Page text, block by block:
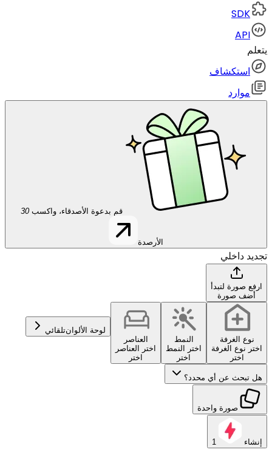
SDK
API
يتعلم
استكشاف
موارد
قم بدعوة الأصدقاء، واكسب 30
الأرصدة
تجديد داخلي
ارفع صورة لتبدأ
أضف صورة
نوع الغرفة
اختر نوع الغرفة
اختر
النمط
اختر النمط
اختر
العناصر
اختر العناصر
اختر
لوحة الألوانتلقائي
هل تبحث عن أي محدد؟
صورة واحدة
إنشاء 1